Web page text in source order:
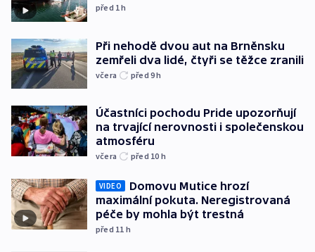
před 1h
Při nehodě dvou aut na Brněnsku
zemřeli dva lidé, čtyři se těžce zranili
včera před 9h
Účastníci pochodu Pride upozorňují
na trvající nerovnosti i společenskou
atmosféru
včera před 10 h
VIDEO
Domovu Mutice hrozí
maximální pokuta. Neregistrovaná
péče by mohla být trestná
před 11 h